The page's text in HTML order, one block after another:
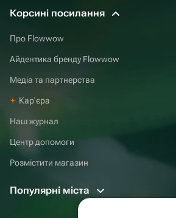
Корсині посилання
Про Flowwow
Айдентика бренду Flowwow
Медіа та партнерства
Карʼєра
Наш журнал
Центр допомоги
Розмістити магазин
Популярні міста